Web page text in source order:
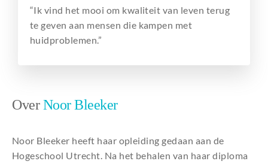
“Ik vind het mooi om kwaliteit van leven terug
te geven aan mensen die kampen met
huidproblemen.”
OverNoor Bleeker
Noor Bleeker heeft haar opleiding gedaan aan de
Hogeschool Utrecht. Na het behalen van haar diploma